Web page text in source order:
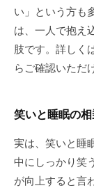
い」という方も
は、一人で抱え
肢です。詳しく
らご確認いただ
笑いと睡眠の
実は、笑いと睡
中にしっかり笑
が向上すると言